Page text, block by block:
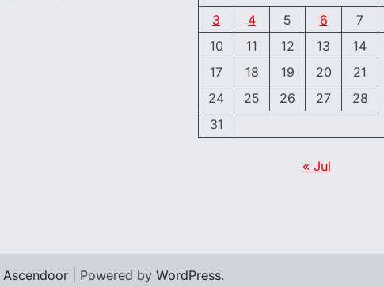
3
4 5 6 7
10
11 12 13 14
17
18 19 20 21
24
25 26 27 28
31
« Jul
Ascendoor | Powered by WordPress.